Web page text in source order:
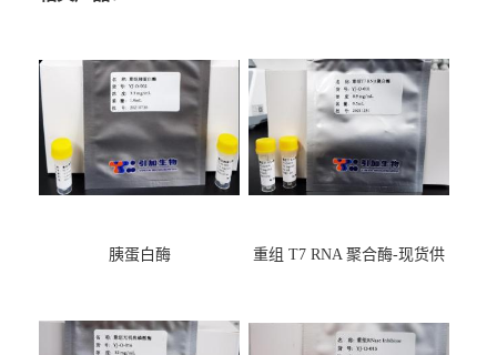
胰蛋白酶
重组 T7 RNA 聚合酶-现货供